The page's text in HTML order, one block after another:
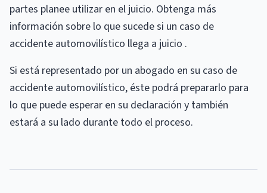
partes planee utilizar en el juicio. Obtenga más
información sobre lo que sucede si un caso de
accidente automovilístico llega a juicio .
Si está representado por un abogado en su caso de
accidente automovilístico, éste podrá prepararlo para
lo que puede esperar en su declaración y también
estará a su lado durante todo el proceso.